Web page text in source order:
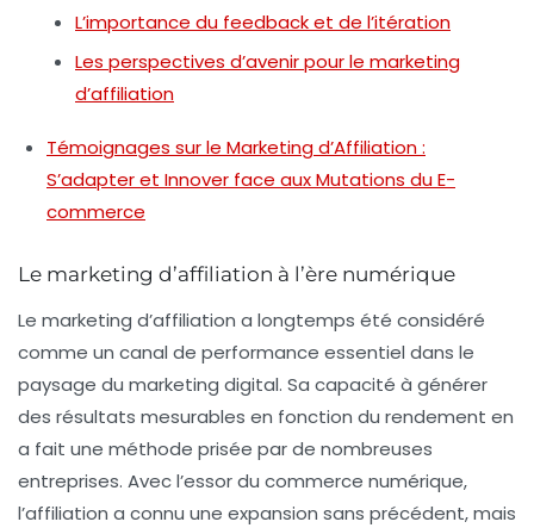
L’importance du feedback et de l’itération
Les perspectives d’avenir pour le marketing
d’affiliation
Témoignages sur le Marketing d’Affiliation :
S’adapter et Innover face aux Mutations du E-
commerce
Le marketing d’affiliation à l’ère numérique
Le marketing d’affiliation a longtemps été considéré
comme un canal de performance essentiel dans le
paysage du marketing digital. Sa capacité à générer
des résultats mesurables en fonction du rendement en
a fait une méthode prisée par de nombreuses
entreprises. Avec l’essor du commerce numérique,
l’affiliation a connu une expansion sans précédent, mais